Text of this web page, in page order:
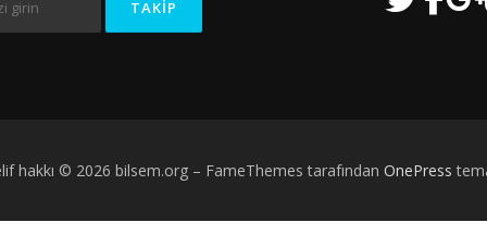
hakkı © 2026 bilsem.org – FameThemes tarafından OnePress